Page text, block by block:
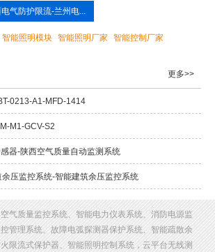
电气防护限流-兰州电...
智能照明模块 智能照明厂家 智能控制厂家
更多>>
0213-A1-MFD-1414
M1-GCV-S2
器-陕西空气质量自动监测系统
压监控系统-智能建筑余压监控系统
气质量监控系统、智能电力仪表系统、消防电源监
管理系统、故障电弧探测器保护系统、智能疏散余
限流式保护器、智能照明控制系统，云平台无线测